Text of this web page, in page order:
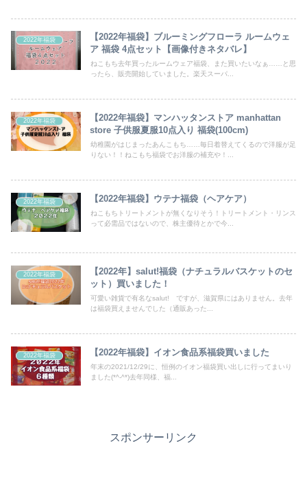
2022年福袋
【2022年福袋】ブルーミングフローラ ルームウェ
ア 福袋 4点セット【画像付きネタバレ】
ねこもち去年買ったルームウェア福袋、また買いたいなぁ……と思
ったら、販売開始していました。楽天スーパ...
2022年福袋
【2022年福袋】マンハッタンストア manhattan
store 子供服夏服10点入り 福袋(100cm)
幼稚園がはじまったあんこもち……毎日着替えてくるので洋服が足
りない！！ねこもち福袋でお洋服の補充や！...
2022年福袋 【2022年福袋】ウテナ福袋（ヘアケア）
ねこもちトリートメントが無くなりそう！トリートメント・リンス
って必需品ではないので、株主優待とかで今...
2022年福袋
【2022年】salut!福袋（ナチュラルバスケットのセ
ット）買いました！
可愛い雑貨で有名なsalut! ですが、滋賀県にはありません。去年
は福袋買えませんでした（通販あった...
2022年福袋 【2022年福袋】イオン食品系福袋買いました
年末の2021/12/29に、恒例のイオン福袋買い出しに行ってまいり
ました(*^-^*)去年同様、福...
スポンサーリンク